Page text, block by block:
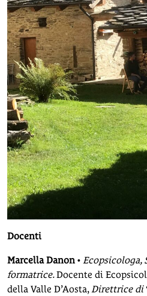
Docenti
Marcella Danon • Ecopsicologa,
formatrice.Docente di
della Valle D’Aosta, Direttrice di